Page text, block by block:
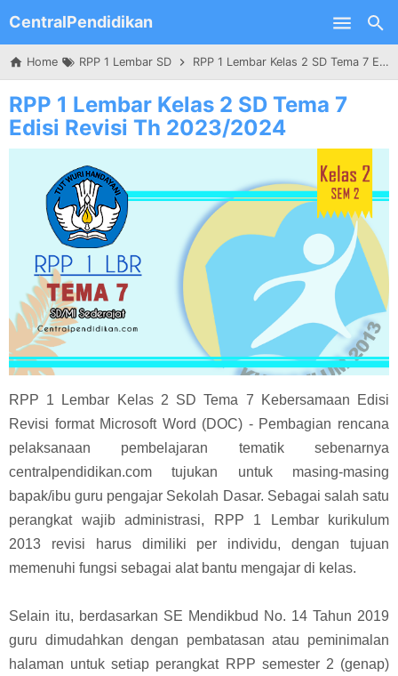
Skip to main content
CentralPendidikan
Home RPP 1 Lembar SD RPP 1 Lembar Kelas 2 SD Tema 7 Edisi Revisi Th 2023/2024
RPP 1 Lembar Kelas 2 SD Tema 7
Edisi Revisi Th 2023/2024
RPP 1 Lembar Kelas 2 SD Tema 7 Kebersamaan Edisi
Revisi format Microsoft Word (DOC) - Pembagian rencana
pelaksanaan pembelajaran tematik sebenarnya
centralpendidikan.com tujukan untuk masing-masing
bapak/ibu guru pengajar Sekolah Dasar. Sebagai salah satu
perangkat wajib administrasi, RPP 1 Lembar kurikulum
2013 revisi harus dimiliki per individu, dengan tujuan
memenuhi fungsi sebagai alat bantu mengajar di kelas.
Selain itu, berdasarkan SE Mendikbud No. 14 Tahun 2019
guru dimudahkan dengan pembatasan atau peminimalan
halaman untuk setiap perangkat RPP semester 2 (genap)